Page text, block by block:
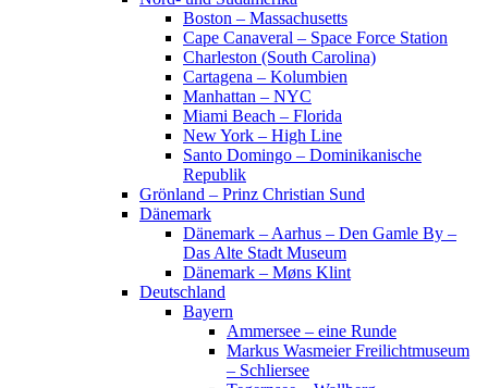
Boston – Massachusetts
Cape Canaveral – Space Force Station
Charleston (South Carolina)
Cartagena – Kolumbien
Manhattan – NYC
Miami Beach – Florida
New York – High Line
Santo Domingo – Dominikanische
Republik
Grönland – Prinz Christian Sund
Dänemark
Dänemark – Aarhus – Den Gamle By –
Das Alte Stadt Museum
Dänemark – Møns Klint
Deutschland
Bayern
Ammersee – eine Runde
Markus Wasmeier Freilichtmuseum
– Schliersee